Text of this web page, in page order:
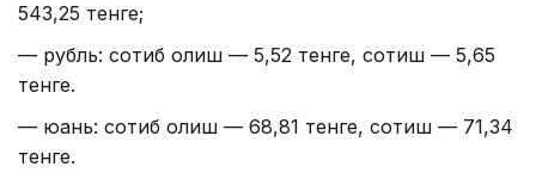
543,25 тенге;
— рубль: сотиб олиш — 5,52 тенге, сотиш — 5,65
тенге.
— юань: сотиб олиш — 68,81 тенге, сотиш — 71,34
тенге.